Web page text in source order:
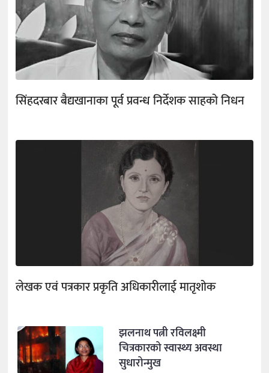
सिंहदरबार बैद्यखानाका पूर्व प्रवन्ध निर्देशक साहको निधन
लेखक एवं पत्रकार प्रकृति अधिकारीलाई मातृशोक
झलनाथ पत्नी रविलक्ष्मी
चित्रकारको स्वास्थ्य अवस्था
सुधारोन्मुख